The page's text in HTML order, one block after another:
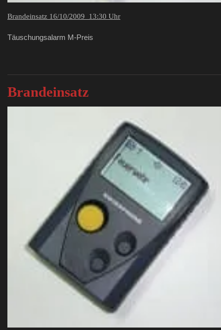
Brandeinsatz 16/10/2009 13:30 Uhr
Täuschungsalarm M-Preis
Brandeinsatz